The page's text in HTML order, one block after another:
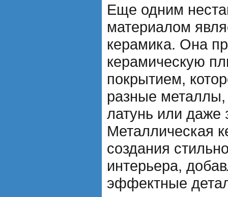
Еще одним
материалом
керамика. Она
керамическую
покрытием,
разные металлы,
латунь или даже
Металлическая
создания
интерьера,
эффектные